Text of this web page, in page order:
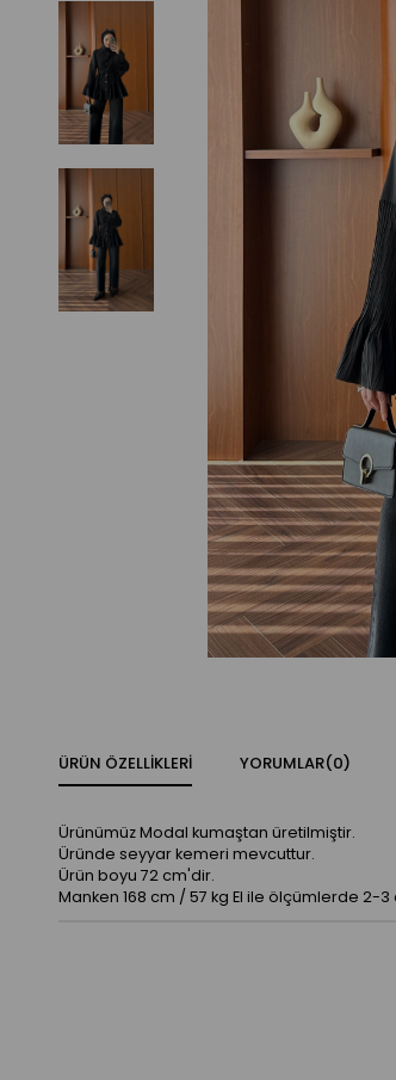
ÜRÜN ÖZELLIKLERI YORUMLAR(0)
Ürünümüz Modal kumaştan üretilmiştir.
Üründe seyyar kemeri mevcuttur.
Ürün boyu 72 cm'dir.
Manken 168 cm / 57 kg El ile ölçümlerde 2-3